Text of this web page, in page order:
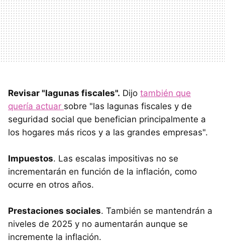
Revisar "lagunas fiscales". Dijo también que
quería actuar sobre "las lagunas fiscales y de
seguridad social que benefician principalmente a
los hogares más ricos y a las grandes empresas".
Impuestos. Las escalas impositivas no se
incrementarán en función de la inflación, como
ocurre en otros años.
Prestaciones sociales. También se mantendrán a
niveles de 2025 y no aumentarán aunque se
incremente la inflación.